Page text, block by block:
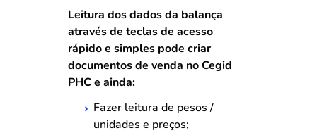
Leitura dos dados da balança
através de teclas de acesso
rápido e simples pode criar
documentos de venda no Cegid
PHC e ainda:
Fazer leitura de pesos /
unidades e preços;